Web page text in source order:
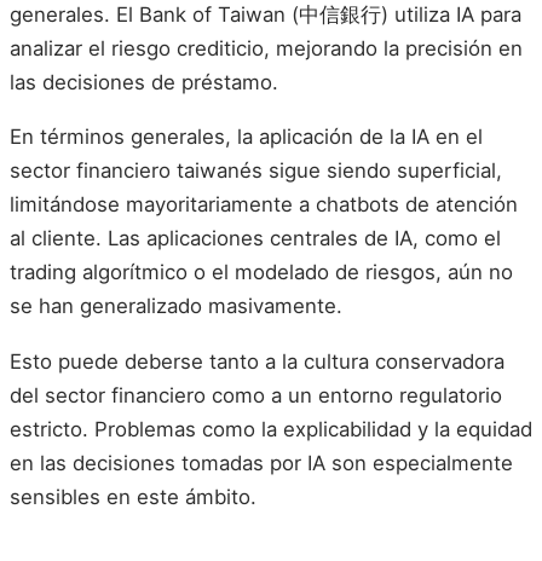
generales. El Bank of Taiwan (中信銀行) utiliza IA para
analizar el riesgo crediticio, mejorando la precisión en
las decisiones de préstamo.
En términos generales, la aplicación de la IA en el
sector financiero taiwanés sigue siendo superficial,
limitándose mayoritariamente a chatbots de atención
al cliente. Las aplicaciones centrales de IA, como el
trading algorítmico o el modelado de riesgos, aún no
se han generalizado masivamente.
Esto puede deberse tanto a la cultura conservadora
del sector financiero como a un entorno regulatorio
estricto. Problemas como la explicabilidad y la equidad
en las decisiones tomadas por IA son especialmente
sensibles en este ámbito.